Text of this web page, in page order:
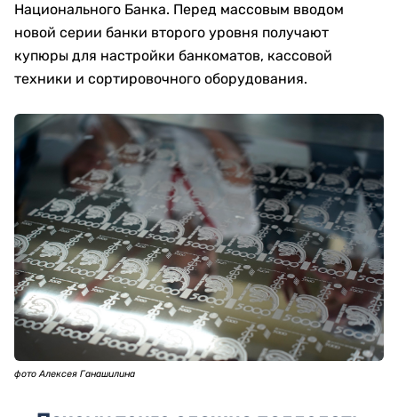
Национального Банка. Перед массовым вводом
новой серии банки второго уровня получают
купюры для настройки банкоматов, кассовой
техники и сортировочного оборудования.
фото Алексея Ганашилина